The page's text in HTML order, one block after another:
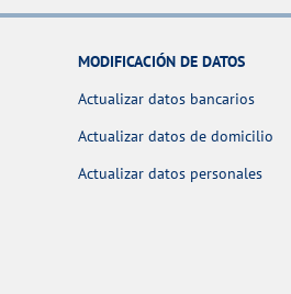
MODIFICACIÓN DE DATOS
Actualizar datos bancarios
Actualizar datos de domicilio
Actualizar datos personales